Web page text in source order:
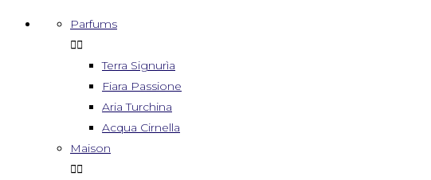
Parfums

Terra Signurìa
Fiara Passione
Aria Turchina
Acqua Cirnella
Maison
